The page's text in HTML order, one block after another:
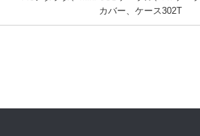
カバー、ケース302T